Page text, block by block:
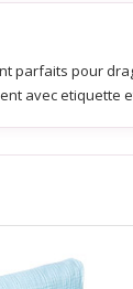
parfaits pour
avec etiquette